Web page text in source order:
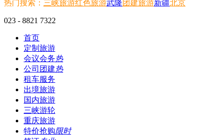
热门搜索： 三峡旅游红色旅游武隆团建旅游新疆北京
023 - 8821 7322
首页
定制旅游
会议会务热
公司团建热
租车服务
出境旅游
国内旅游
三峡游轮
重庆旅游
特价抢购限时